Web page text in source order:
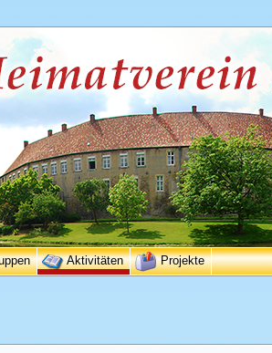
Aktivitäten Projekte